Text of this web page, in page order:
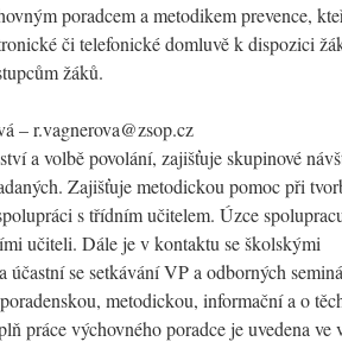
poradcem a metodikem prevence,
či telefonické domluvě k dispozici
žáků.
– r.vagnerova@zsop.cz
a volbě povolání, zajišťuje skupinové
Zajišťuje metodickou pomoc při
s třídním učitelem. Úzce
učiteli. Dále je v kontaktu se školskými
se setkávání VP a odborných
metodickou, informační a o
práce výchovného poradce je uvedena ve